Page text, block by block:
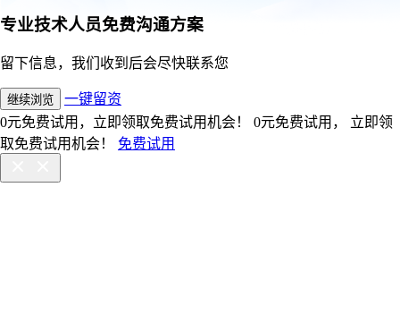
专业技术人员免费沟通方案
留下信息，我们收到后会尽快联系您
继续浏览
一键留资
0元免费试用，立即领取免费试用机会！
0元免费试用， 立即领
取免费试用机会！
免费试用